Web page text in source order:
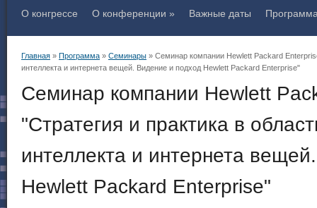
О конгрессе О конференции » Важные даты
Вы здесь
Главная » Программа » Семинары » Семинар компании Hewlett Packard
интеллекта и интернета вещей. Видение и подход Hewlett Packard Enterprise"
Семинар компании Hewlett
"Стратегия и практика в
интеллекта и интернета
Hewlett Packard Enterprise"